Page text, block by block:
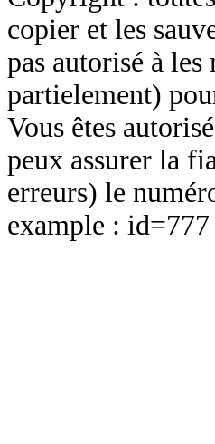
copier et les
pas autorisé à
partielement)
Vous êtes
peux assurer la
erreurs) le
example :